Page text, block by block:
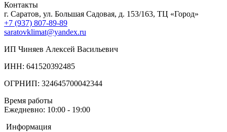
Контакты
г. Саратов, ул. Большая Садовая, д. 153/163, ТЦ «Город»
+7 (937) 807-89-89
saratovklimat@yandex.ru
ИП Чиняев Алексей Васильевич
ИНН: 641520392485
ОГРНИП: 324645700042344
Время работы
Ежедневно: 10:00 - 19:00
Информация